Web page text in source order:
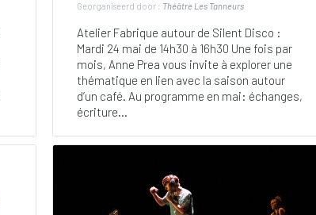
Georganiseerd door : Théâtre Les Tanneurs
Atelier Fabrique autour de Silent Disco :
Mardi 24 mai de 14h30 à 16h30 Une fois par
mois, Anne Prea vous invite à explorer une
thématique en lien avec la saison autour
d’un café. Au programme en mai: échanges,
écriture...